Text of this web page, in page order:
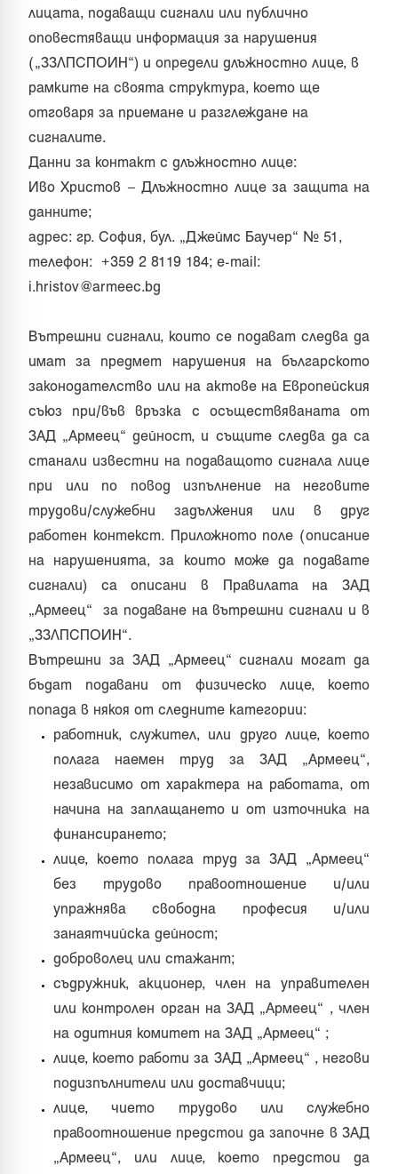
лицата, подаващи сигнали или публично
оповестяващи информация за нарушения
(„ЗЗЛПСПОИН“) и определи длъжностно лице, в
рамките на своята структура, което ще
отговаря за приемане и разглеждане на
сигналите.
Данни за контакт с длъжностно лице:
Иво Христов – Длъжностно лице за защита на
данните;
адрес: гр. София, бул. „Джеймс Баучер“ № 51,
телефон: +359 2 8119 184; e-mail:
i.hristov@armeec.bg
Вътрешни сигнали, които се подават следва да
имат за предмет нарушения на българското
законодателство или на актове на Европейския
съюз при/във връзка с осъществяваната от
ЗАД „Армеец“ дейност, и същите следва да са
станали известни на подаващото сигнала лице
при или по повод изпълнение на неговите
трудови/служебни задължения или в друг
работен контекст. Приложното поле (описание
на нарушенията, за които може да подавате
сигнали) са описани в Правилата на ЗАД
„Армеец“ за подаване на вътрешни сигнали и в
„ЗЗЛПСПОИН“.
Вътрешни за ЗАД „Армеец“ сигнали могат да
бъдат подавани от физическо лице, което
попада в някоя от следните категории:
работник, служител, или друго лице, което
полага наемен труд за ЗАД „Армеец“,
независимо от характера на работата, от
начина на заплащането и от източника на
финансирането;
лице, което полага труд за ЗАД „Армеец“
без трудово правоотношение и/или
упражнява свободна професия и/или
занаятчийска дейност;
доброволец или стажант;
съдружник, акционер, член на управителен
или контролен орган на ЗАД „Армеец“ , член
на одитния комитет на ЗАД „Армеец“ ;
лице, което работи за ЗАД „Армеец“ , негови
подизпълнители или доставчици;
лице, чието трудово или служебно
правоотношение предстои да започне в ЗАД
„Армеец“, или лице, което предстои да